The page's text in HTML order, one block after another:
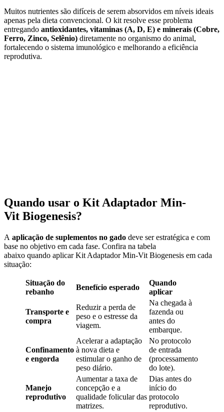
Muitos nutrientes são difíceis de serem absorvidos em níveis ideais
apenas pela dieta convencional. O kit resolve esse problema
entregando antioxidantes, vitaminas (A, D, E) e minerais (Cobre,
Ferro, Zinco, Selênio) diretamente no organismo do animal,
fortalecendo o sistema imunológico e melhorando a eficiência
reprodutiva.
Quando usar o Kit Adaptador Min-
Vit Biogenesis?
A aplicação de suplementos no gado deve ser estratégica e com
base no objetivo em cada fase. Confira na tabela
abaixo quando aplicar Kit Adaptador Min-Vit Biogenesis em cada
situação:
Situação do
rebanho
Benefício esperado
Quando
aplicar
Transporte e
compra
Reduzir a perda de
peso e o estresse da
viagem.
Na chegada à
fazenda ou
antes do
embarque.
Confinamento
e engorda
Acelerar a adaptação
à nova dieta e
estimular o ganho de
peso diário.
No protocolo
de entrada
(processamento
do lote).
Manejo
reprodutivo
Aumentar a taxa de
concepção e a
qualidade folicular das
matrizes.
Dias antes do
início do
protocolo
reprodutivo.